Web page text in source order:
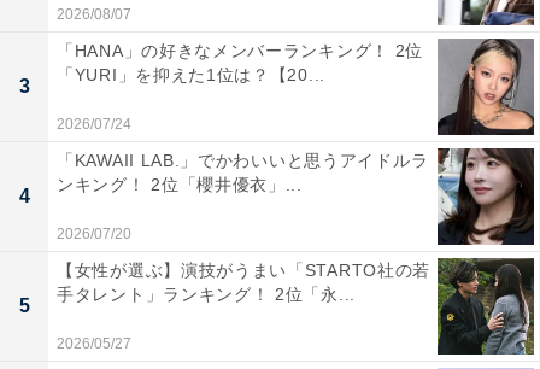
2026/08/07
3
「HANA」の好きなメンバーランキング！ 2位
「YURI」を抑えた1位は？【20...
2026/07/24
4
「KAWAII LAB.」でかわいいと思うアイドルラ
ンキング！ 2位「櫻井優衣」...
2026/07/20
5
【女性が選ぶ】演技がうまい「STARTO社の若
手タレント」ランキング！ 2位「永...
2026/05/27